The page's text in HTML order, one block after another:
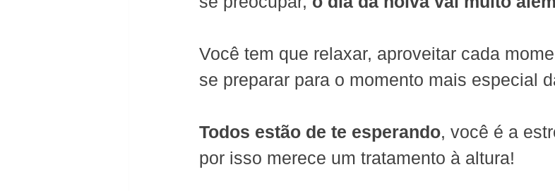
Você tem que relaxar, aproveitar cada
se preparar para o momento mais especial
Todos estão de te esperando, você é a
por isso merece um tratamento à altura!